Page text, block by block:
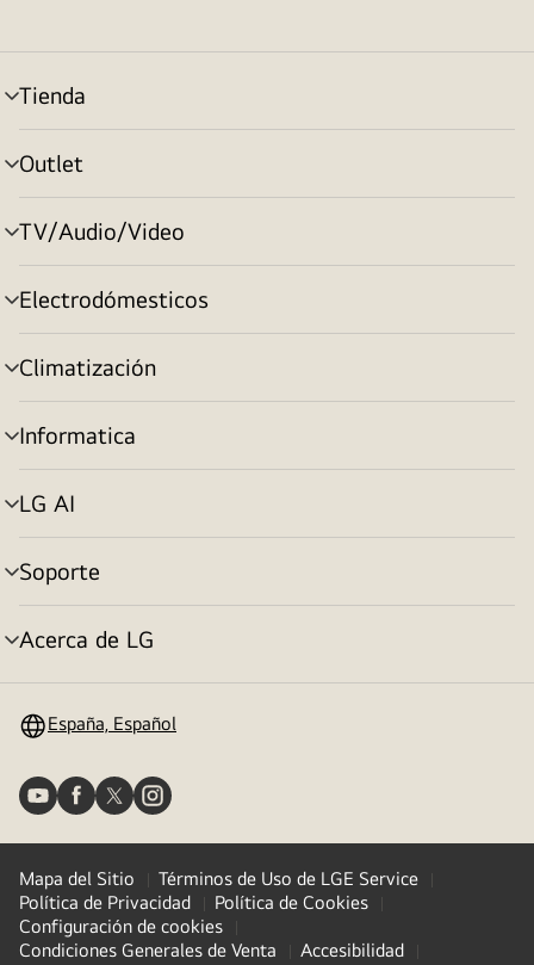
Tienda
Alternar
menú
Outlet
Alternar
menú
TV/Audio/Video
Alternar
menú
Electrodómesticos
Alternar
menú
Climatización
Alternar
menú
Informatica
Alternar
menú
LG AI
Alternar
menú
Soporte
Alternar
menú
Acerca de LG
Alternar
España, Español
Mapa del Sitio
Términos de Uso de LGE Service
Política de Privacidad
Política de Cookies
Configuración de cookies
Condiciones Generales de Venta
Accesibilidad